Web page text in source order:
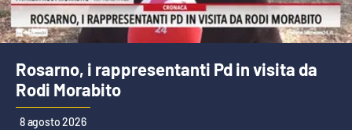
Cultura
Economia e Lavoro
Politica
Rosarno, i rappresentanti Pd in visita da
Rodi Morabito
8 agosto 2026